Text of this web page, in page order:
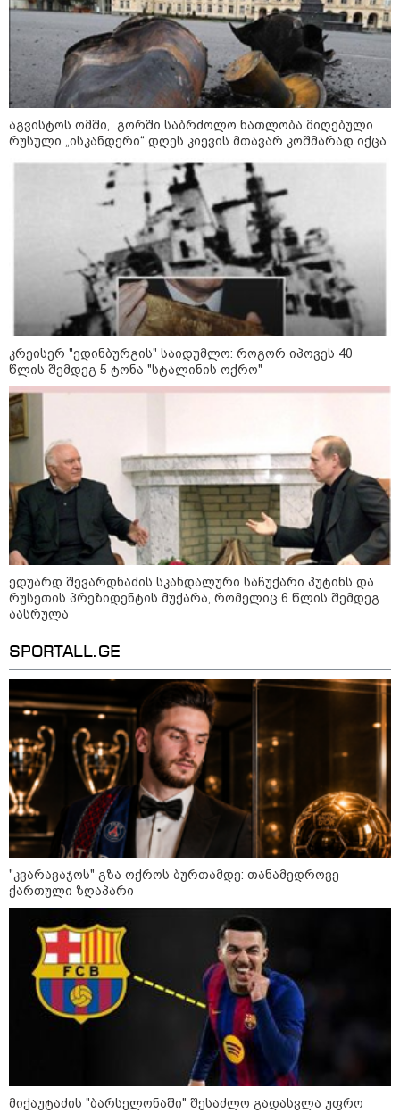
"რაკეტები ჩვენც გვჭირდება" - დონალდ
ტრამპი უკრაინისთვის Patriot-ის
რაკეტების გაგზავნაზე
13:24 / 07-08-2026
ევროპაში საწვავის ფასები
მკვეთრად შეიცვალა - რომელ
09:05 / 07-08-2026
მკვლელობა პირდაპირ ეთერში:
ცნობილ "ტიკტოკერს" ლაივის
დროს ესროლეს, ის ადგილზე
გარდაიცვალა - რას ამბობს
მომხდარზე მექსიკის პოლიცია
დონალდ ტრამპის სიტყვით
გამოსვლისას დამსწრეები
სახალისო შემთხვევის მოწმენი
გახდნენ
10:52 / 06-08-2026
ვაშინგტონს რაკეტების
დეფიციტი აქვს? - მედიის
ცნობით, დონალდ ტრამპი პიტ
ჰეგსეთს დაუპირისპირდა:
დეტალები
კატეგორიის ყველა სიახლე
აგვისტოს ომში, გორში საბრძოლო ნათლობა მიღებული
რუსული „ისკანდერი“ დღეს კიევის მთავარ კოშმარად იქცა
კრეისერ "ედინბურგის" საიდუმლო: როგორ იპოვეს 40
წლის შემდეგ 5 ტონა "სტალინის ოქრო"
ედუარდ შევარდნაძის სკანდალური საჩუქარი პუტინს და
რუსეთის პრეზიდენტის მუქარა, რომელიც 6 წლის შემდეგ
აასრულა
SPORTALL.GE
"კვარავაჯოს" გზა ოქროს ბურთამდე: თანამედროვე
ქართული ზღაპარი
მიქაუტაძის "ბარსელონაში" შესაძლო გადასვლა უფრო